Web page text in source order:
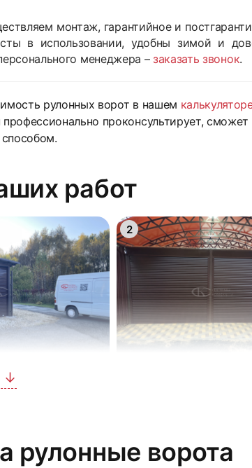
монтаж, гарантийное и
в использовании, удобны зимой и
менеджера – заказать звонок.
рулонных ворот в нашем
проконсультирует,
работ
2
↓
рулонные ворота